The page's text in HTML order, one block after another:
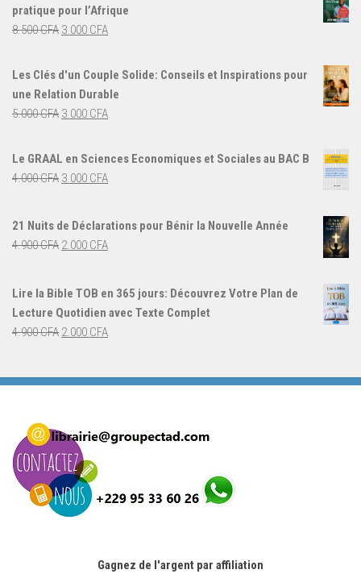
pratique pour l’Afrique
8.500CFA Le
initial
était :
8.500 CFA.
3.000 CFALe
actuel
est :
Les Clés d'un Couple Solide: Conseils et Inspirations pour
une Relation Durable
5.000CFA Le
initial
était :
3.000 CFALe
actuel
Le GRAAL en Sciences Economiques et Sociales au BAC B
4.000CFA Le
4.000 CFA.
3.000 CFALe
3.000 CFA.
21 Nuits de Déclarations pour Bénir la Nouvelle Année
4.900CFA Le
4.900 CFA.
2.000 CFALe
Lire la Bible TOB en 365 jours: Découvrez Votre Plan de
Lecture Quotidien avec Texte Complet
4.900CFA Le
était :
2.000 CFALe
est :
Gagnez de l'argent par affiliation